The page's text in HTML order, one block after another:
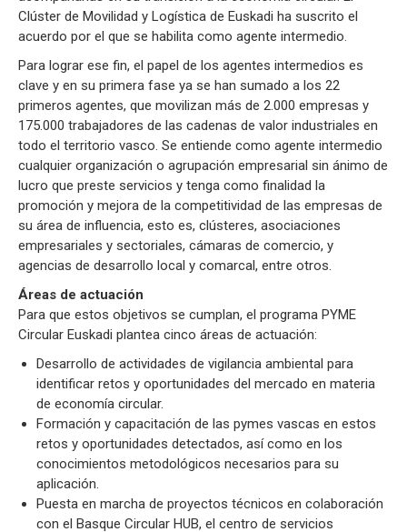
Clúster de Movilidad y Logística de Euskadi ha suscrito el
acuerdo por el que se habilita como agente intermedio.
Para lograr ese fin, el papel de los agentes intermedios es
clave y en su primera fase ya se han sumado a los 22
primeros agentes, que movilizan más de 2.000 empresas y
175.000 trabajadores de las cadenas de valor industriales en
todo el territorio vasco. Se entiende como agente intermedio
cualquier organización o agrupación empresarial sin ánimo de
lucro que preste servicios y tenga como finalidad la
promoción y mejora de la competitividad de las empresas de
su área de influencia, esto es, clústeres, asociaciones
empresariales y sectoriales, cámaras de comercio, y
agencias de desarrollo local y comarcal, entre otros.
Áreas de actuación
Para que estos objetivos se cumplan, el programa PYME
Circular Euskadi plantea cinco áreas de actuación:
Desarrollo de actividades de vigilancia ambiental para
identificar retos y oportunidades del mercado en materia
de economía circular.
Formación y capacitación de las pymes vascas en estos
retos y oportunidades detectados, así como en los
conocimientos metodológicos necesarios para su
aplicación.
Puesta en marcha de proyectos técnicos en colaboración
con el Basque Circular HUB, el centro de servicios